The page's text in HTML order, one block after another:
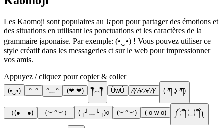
Les Kaomoji sont populaires au Japon pour partager des émotions et
des situations en utilisant les ponctuations et les caractères de la
grammaire japonaise. Par exemple: (•‿•) ! Vous pouvez utiliser ce
style créatif dans les messageries et sur le web pour impressionner
vos amis.
Appuyez / cliquez pour copier & coller
(•‿•) ^_^ ^﹏^ (❤-❤) ༎ຶ︵༎ຶ ÙwÚ ⁄(⁄ ⁄•⁄-⁄•⁄ ⁄)⁄ ( ཀ ʖ̯ ཀ)
（(●__●) （︶^︶） (╥╯﹏╰╥)ง (︶^︶) ( o w o) ༼;´༎ຶ ۝ ༎ຶ༽